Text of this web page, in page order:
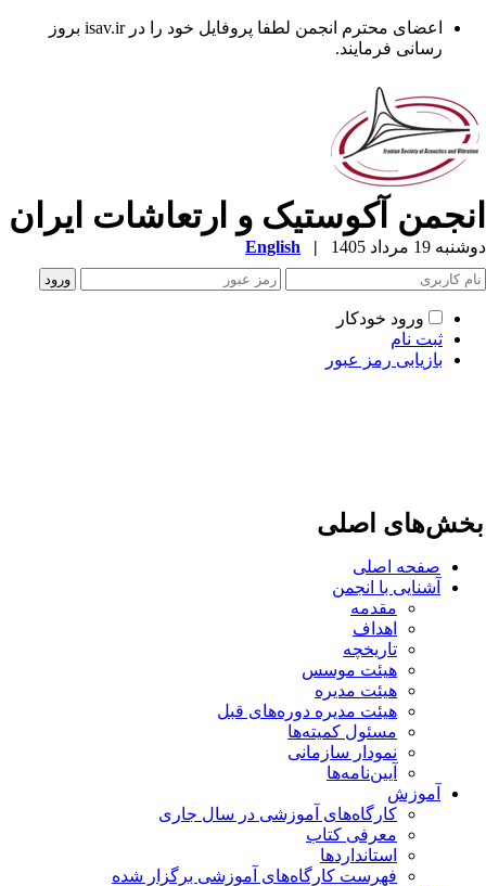
اعضای محترم انجمن لطفا پروفایل خود را در isav.ir بروز
رسانی فرمایند.
آکوستیک و ارتعاشات ایران
19 مرداد 1405 |
English
ورود خودکار
ثبت نام
بازیابی رمز عبور
اصلی
صفحه اصلی
آشنایی با انجمن
مقدمه
اهداف
تاریخچه
هیئت موسس
هیئت مدیره
هیئت مدیره دوره‌های قبل
مسئول کمیته‌ها
نمودار سازمانی
آیین‌نامه‌ها
آموزش
کارگاه‌های آموزشی در سال جاری
معرفی کتاب
استانداردها
فهرست کارگاه‌های آموزشی برگزار شده